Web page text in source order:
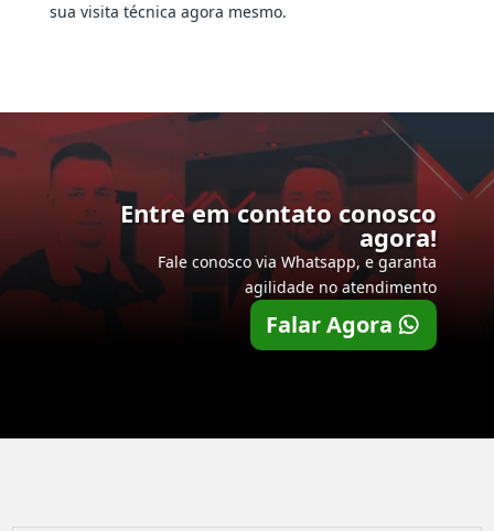
sua visita técnica agora mesmo.
Entre em contato conosco
agora!
Fale conosco via Whatsapp, e garanta
agilidade no atendimento
Falar Agora